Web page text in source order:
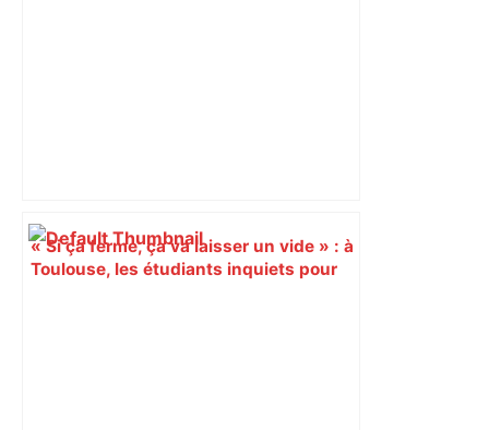
« Si ça ferme, ça va laisser un vide » : à
Toulouse, les étudiants inquiets pour